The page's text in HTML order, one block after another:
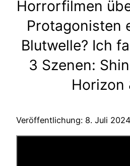
Horrorfilmen
Protagonisten
Blutwelle? Ich
3 Szenen:
Horizon
Veröffentlichung: 8. Juli 2024